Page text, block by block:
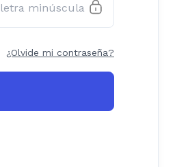
¿Olvide mi contraseña?